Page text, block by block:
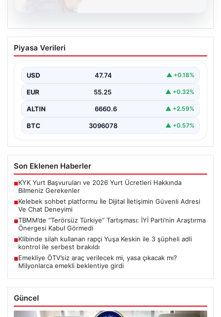
Kelebek sohbet platformu İle Dijital
İletişimin Güvenli Adresi Ve Chat
İnternet çağında insanların güvenli bir biçimde bağlantı
Piyasa Verileri
USD 47.74 ▲ +0.18%
EUR 55.25 ▲ +0.32%
ALTIN 6660.6 ▲ +2.59%
BTC 3096078 ▲ +0.57%
Son Eklenen Haberler
■KYK Yurt Başvuruları ve 2026 Yurt Ücretleri Hakkında
Bilmeniz Gerekenler
■Kelebek sohbet platformu İle Dijital İletişimin Güvenli Adresi
Ve Chat Deneyimi
■TBMM’de “Terörsüz Türkiye” Tartışması: İYİ Parti’nin Araştırma
Önergesi Kabul Görmedi
■Klibinde silah kullanan rapçi Yuşa Keskin ile 3 şüpheli adli
kontrol ile serbest bırakıldı
■Emekliye ÖTV’siz araç verilecek mi, yasa çıkacak mı?
Milyonlarca emekli beklentiye girdi
Güncel